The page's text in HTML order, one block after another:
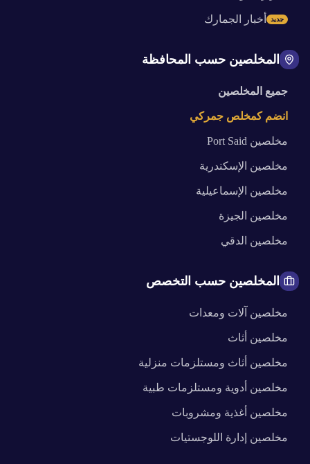
أخبار الجمارك جديد
المخلصين حسب المحافظة
جميع المخلصين
انضم كمخلص جمركي
مخلصين Port Said
مخلصين الإسكندرية
مخلصين الإسماعيلية
مخلصين الجيزة
مخلصين الدقي
المخلصين حسب التخصص
مخلصين آلات ومعدات
مخلصين أثاث
مخلصين أثاث ومستلزمات منزلية
مخلصين أدوية ومستلزمات طبية
مخلصين أغذية ومشروبات
مخلصين إدارة اللوجستيات